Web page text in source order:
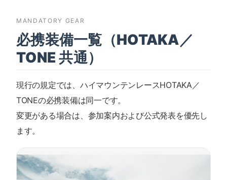
MANDATORY GEAR
必携装備一覧（HOTAKA／
TONE 共通）
現行の規定では、ハイマウンテンレースHOTAKA／
TONEの必携装備は同一です。
変更がある場合は、参加案内および公式発表を優先し
ます。